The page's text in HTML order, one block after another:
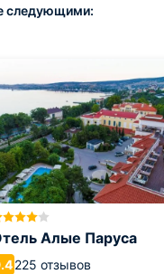
следующими:
Алые Паруса
225 отзывов